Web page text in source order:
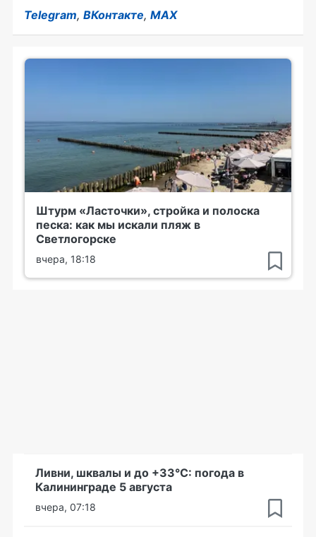
Telegram, ВКонтакте, MAX
Штурм «Ласточки», стройка и полоска
песка: как мы искали пляж в
Светлогорске
вчера, 18:18
Ливни, шквалы и до +33°С: погода в
Калининграде 5 августа
вчера, 07:18